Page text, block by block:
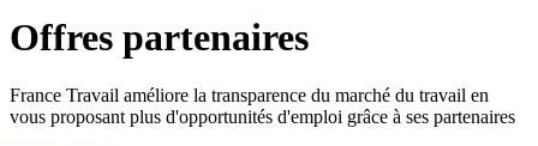
Offres partenaires
France Travail améliore la transparence du marché du travail en
vous proposant plus d'opportunités d'emploi grâce à ses partenaires